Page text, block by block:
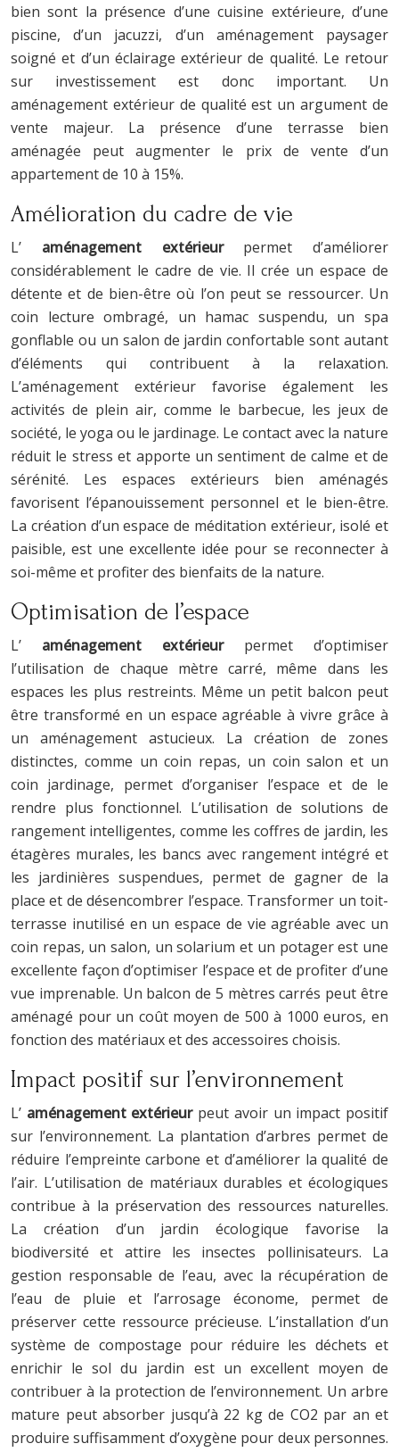
bien sont la présence d’une cuisine extérieure, d’une
piscine, d’un jacuzzi, d’un aménagement paysager
soigné et d’un éclairage extérieur de qualité. Le retour
sur investissement est donc important. Un
aménagement extérieur de qualité est un argument de
vente majeur. La présence d’une terrasse bien
aménagée peut augmenter le prix de vente d’un
appartement de 10 à 15%.
Amélioration du cadre de vie
L’ aménagement extérieur permet d’améliorer
considérablement le cadre de vie. Il crée un espace de
détente et de bien-être où l’on peut se ressourcer. Un
coin lecture ombragé, un hamac suspendu, un spa
gonflable ou un salon de jardin confortable sont autant
d’éléments qui contribuent à la relaxation.
L’aménagement extérieur favorise également les
activités de plein air, comme le barbecue, les jeux de
société, le yoga ou le jardinage. Le contact avec la nature
réduit le stress et apporte un sentiment de calme et de
sérénité. Les espaces extérieurs bien aménagés
favorisent l’épanouissement personnel et le bien-être.
La création d’un espace de méditation extérieur, isolé et
paisible, est une excellente idée pour se reconnecter à
soi-même et profiter des bienfaits de la nature.
Optimisation de l’espace
L’ aménagement extérieur permet d’optimiser
l’utilisation de chaque mètre carré, même dans les
espaces les plus restreints. Même un petit balcon peut
être transformé en un espace agréable à vivre grâce à
un aménagement astucieux. La création de zones
distinctes, comme un coin repas, un coin salon et un
coin jardinage, permet d’organiser l’espace et de le
rendre plus fonctionnel. L’utilisation de solutions de
rangement intelligentes, comme les coffres de jardin, les
étagères murales, les bancs avec rangement intégré et
les jardinières suspendues, permet de gagner de la
place et de désencombrer l’espace. Transformer un toit-
terrasse inutilisé en un espace de vie agréable avec un
coin repas, un salon, un solarium et un potager est une
excellente façon d’optimiser l’espace et de profiter d’une
vue imprenable. Un balcon de 5 mètres carrés peut être
aménagé pour un coût moyen de 500 à 1000 euros, en
fonction des matériaux et des accessoires choisis.
Impact positif sur l’environnement
L’ aménagement extérieur peut avoir un impact positif
sur l’environnement. La plantation d’arbres permet de
réduire l’empreinte carbone et d’améliorer la qualité de
l’air. L’utilisation de matériaux durables et écologiques
contribue à la préservation des ressources naturelles.
La création d’un jardin écologique favorise la
biodiversité et attire les insectes pollinisateurs. La
gestion responsable de l’eau, avec la récupération de
l’eau de pluie et l’arrosage économe, permet de
préserver cette ressource précieuse. L’installation d’un
système de compostage pour réduire les déchets et
enrichir le sol du jardin est un excellent moyen de
contribuer à la protection de l’environnement. Un arbre
mature peut absorber jusqu’à 22 kg de CO2 par an et
produire suffisamment d’oxygène pour deux personnes.